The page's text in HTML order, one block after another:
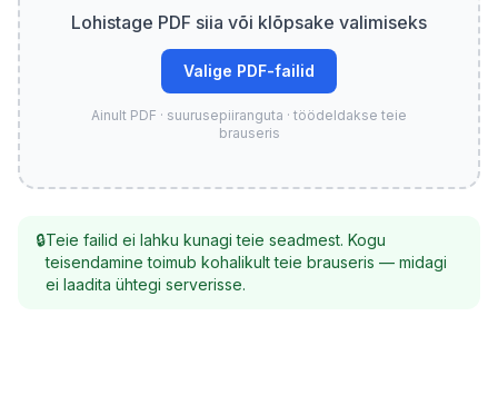
Lohistage PDF siia või klõpsake valimiseks
Valige PDF-failid
Ainult PDF · suurusepiiranguta · töödeldakse teie
brauseris
🔒Teie failid ei lahku kunagi teie seadmest. Kogu
teisendamine toimub kohalikult teie brauseris — midagi
ei laadita ühtegi serverisse.